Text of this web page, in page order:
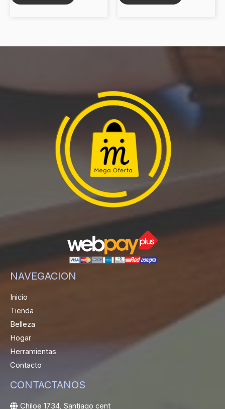
NAVEGACION
Inicio
Tienda
Belleza
Hogar
Herramientas
Contacto
CONTACTANOS
Chiloe 1734, Santiago cent